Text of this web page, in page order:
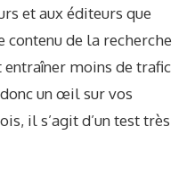
et aux éditeurs que
de la recherche
moins de trafic
un œil sur vos
il s’agit d’un test très